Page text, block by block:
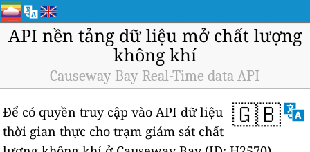
API nền tảng dữ liệu mở chất lượng
không khí
Causeway Bay Real-Time data API
🇬🇧
Để có quyền truy cập vào API dữ liệu
thời gian thực cho trạm giám sát chất